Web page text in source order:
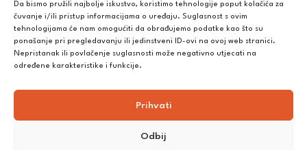
Da bismo pružili najbolje iskustvo, koristimo tehnologije poput kolačića za
čuvanje i/ili pristup informacijama o uređaju. Suglasnost s ovim
tehnologijama će nam omogućiti da obrađujemo podatke kao što su
ponašanje pri pregledavanju ili jedinstveni ID-ovi na ovoj web stranici.
Nepristanak ili povlačenje suglasnosti može negativno utjecati na
određene karakteristike i funkcije.
Prihvati
Odbij
Plaćanje:
Bankovna transakcija, plaćanje prilikom preuzimanja, CorvusPay